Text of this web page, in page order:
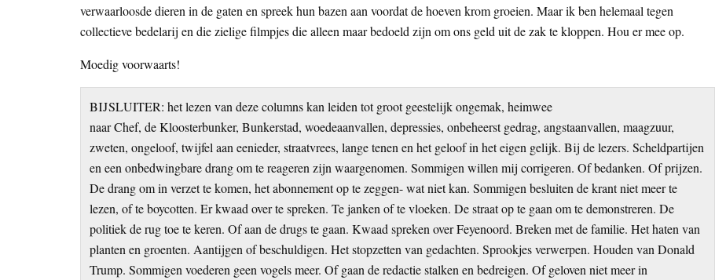
verwaarloosde dieren in de gaten en spreek hun bazen aan voordat de hoeven krom groeien. Maar ik ben helemaal tegen
collectieve bedelarij en die zielige filmpjes die alleen maar bedoeld zijn om ons geld uit de zak te kloppen. Hou er mee op.
Moedig voorwaarts!
BIJSLUITER: het lezen van deze columns kan leiden tot groot geestelijk ongemak, heimwee
naar Chef, de Kloosterbunker, Bunkerstad, woedeaanvallen, depressies, onbeheerst gedrag, angstaanvallen, maagzuur,
zweten, ongeloof, twijfel aan eenieder, straatvrees, lange tenen en het geloof in het eigen gelijk. Bij de lezers. Scheldpartijen
en een onbedwingbare drang om te reageren zijn waargenomen. Sommigen willen mij corrigeren. Of bedanken. Of prijzen.
De drang om in verzet te komen, het abonnement op te zeggen- wat niet kan. Sommigen besluiten de krant niet meer te
lezen, of te boycotten. Er kwaad over te spreken. Te janken of te vloeken. De straat op te gaan om te demonstreren. De
politiek de rug toe te keren. Of aan de drugs te gaan. Kwaad spreken over Feyenoord. Breken met de familie. Het haten van
planten en groenten. Aantijgen of beschuldigen. Het stopzetten van gedachten. Sprookjes verwerpen. Houden van Donald
Trump. Sommigen voederen geen vogels meer. Of gaan de redactie stalken en bedreigen. Of geloven niet meer in